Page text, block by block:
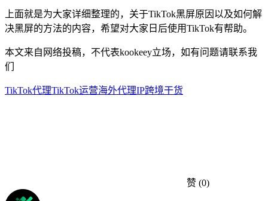
上面就是为大家详细整理的，关于TikTok黑屏原因以及如何解
决黑屏的方法的内容，希望对大家日后使用TikTok有帮助。
本文来自网络投稿，不代表kookeey立场，如有问题请联系我
们
TikTok代理TikTok运营海外代理IP跨境干货
赞 (0)